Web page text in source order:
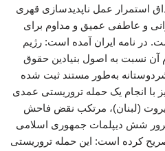
استمرار عمل ناپدیدسازی قهری
و عاطفی عمیق و مداوم برای
در نامه ایران آمده است: رژیم
آن نسبت به اصول بنیادین حقوق
به‌طور مستند ثبت شده
در تاریخ ۸ مارس ۲۰۲۶ نیز با انجام یک حمله تروریستی عمدی
بیروت (لبنان)، مرتکب نقض فاحش
شش دیپلمات جمهوری اسلامی
کرده است: این حمله تروریستی